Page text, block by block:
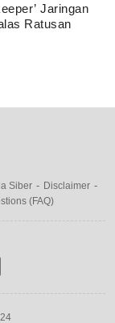
Jaringan
Ratusan
Siber
Disclaimer
(FAQ)